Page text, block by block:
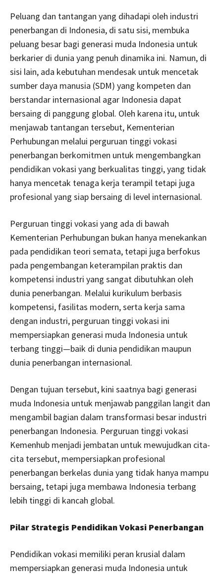
Peluang dan tantangan yang dihadapi oleh industri
penerbangan di Indonesia, di satu sisi, membuka
peluang besar bagi generasi muda Indonesia untuk
berkarier di dunia yang penuh dinamika ini. Namun, di
sisi lain, ada kebutuhan mendesak untuk mencetak
sumber daya manusia (SDM) yang kompeten dan
berstandar internasional agar Indonesia dapat
bersaing di panggung global. Oleh karena itu, untuk
menjawab tantangan tersebut, Kementerian
Perhubungan melalui perguruan tinggi vokasi
penerbangan berkomitmen untuk mengembangkan
pendidikan vokasi yang berkualitas tinggi, yang tidak
hanya mencetak tenaga kerja terampil tetapi juga
profesional yang siap bersaing di level internasional.
Perguruan tinggi vokasi yang ada di bawah
Kementerian Perhubungan bukan hanya menekankan
pada pendidikan teori semata, tetapi juga berfokus
pada pengembangan keterampilan praktis dan
kompetensi industri yang sangat dibutuhkan oleh
dunia penerbangan. Melalui kurikulum berbasis
kompetensi, fasilitas modern, serta kerja sama
dengan industri, perguruan tinggi vokasi ini
mempersiapkan generasi muda Indonesia untuk
terbang tinggi—baik di dunia pendidikan maupun
dunia penerbangan internasional.
Dengan tujuan tersebut, kini saatnya bagi generasi
muda Indonesia untuk menjawab panggilan langit dan
mengambil bagian dalam transformasi besar industri
penerbangan Indonesia. Perguruan tinggi vokasi
Kemenhub menjadi jembatan untuk mewujudkan cita-
cita tersebut, mempersiapkan profesional
penerbangan berkelas dunia yang tidak hanya mampu
bersaing, tetapi juga membawa Indonesia terbang
lebih tinggi di kancah global.
Pilar Strategis Pendidikan Vokasi Penerbangan
Pendidikan vokasi memiliki peran krusial dalam
mempersiapkan generasi muda Indonesia untuk